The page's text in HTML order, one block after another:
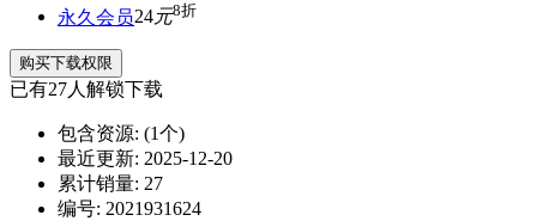
永久会员24元8折
购买下载权限
已有27人解锁下载
包含资源: (1个)
最近更新: 2025-12-20
累计销量: 27
编号: 2021931624